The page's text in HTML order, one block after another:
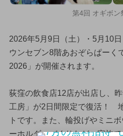
第4回 オギボン
2026年5月9日（土）・5月10
ウンセブン8階あおぞらぱーく
2026」が開催されます。
荻窪の飲食店12店が出店し、
工房」が2日間限定で復活！
トです。また、輪投げやミニ
ーホルダーづくりなど、家族